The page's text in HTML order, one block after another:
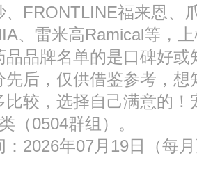
、FRONTLINE福来恩、
、雷米高Ramical等，
品品牌名单的是口碑好
先后，仅供借鉴参考，
比较，选择自己满意的
（0504群组）。
：2026年07月19日（每